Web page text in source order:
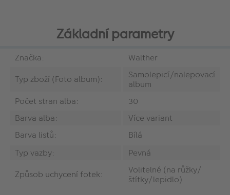
Základní parametry
Značka:
Walther
Typ zboží (Foto album):
Samolepicí/nalepovací
album
Počet stran alba:
30
Barva alba:
Více variant
Barva listů:
Bílá
Typ vazby:
Pevná
Způsob uchycení fotek:
Volitelné (na růžky/
štítky/lepidlo)